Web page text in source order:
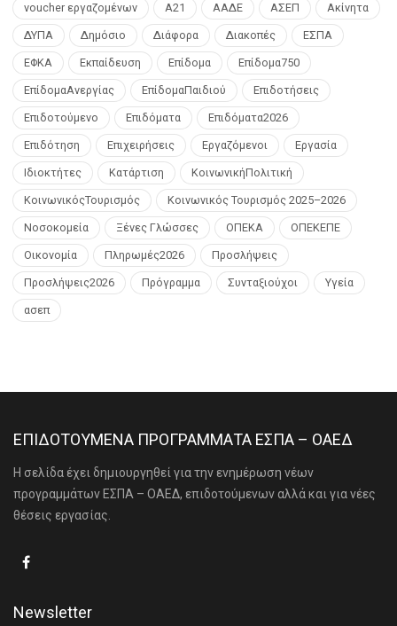
voucher εργαζομένων Α21 ΑΑΔΕ ΑΣΕΠ Ακίνητα
ΔΥΠΑ Δημόσιο Διάφορα Διακοπές ΕΣΠΑ
ΕΦΚΑ Εκπαίδευση Επίδομα Επίδομα750
ΕπίδομαΑνεργίας ΕπίδομαΠαιδιού Επιδοτήσεις
Επιδοτούμενο Επιδόματα Επιδόματα2026
Επιδότηση Επιχειρήσεις Εργαζόμενοι Εργασία
Ιδιοκτήτες Κατάρτιση ΚοινωνικήΠολιτική
ΚοινωνικόςΤουρισμός Κοινωνικός Τουρισμός 2025–2026
Νοσοκομεία Ξένες Γλώσσες ΟΠΕΚΑ ΟΠΕΚΕΠΕ
Οικονομία Πληρωμές2026 Προσλήψεις
Προσλήψεις2026 Πρόγραμμα Συνταξιούχοι Υγεία
ασεπ
ΕΠΙΔΟΤΟΥΜΕΝΑ ΠΡΟΓΡΑΜΜΑΤΑ ΕΣΠΑ – ΟΑΕΔ
Η σελίδα έχει δημιουργηθεί για την ενημέρωση νέων
προγραμμάτων ΕΣΠΑ – ΟΑΕΔ, επιδοτούμενων αλλά και για νέες
θέσεις εργασίας.
Newsletter